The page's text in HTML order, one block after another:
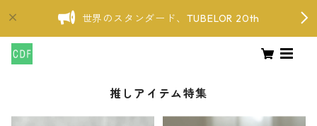
世界のスタンダード、TUBELOR 20th
推しアイテム特集